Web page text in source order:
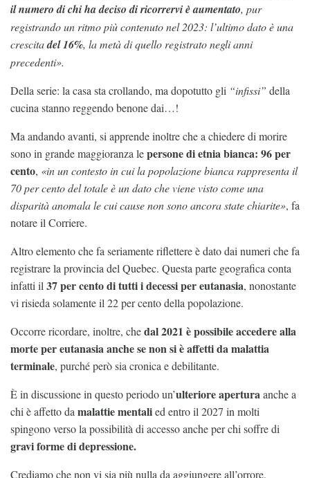
il numero di chi ha deciso di ricorrervi è aumentato, pur
registrando un ritmo più contenuto nel 2023: l’ultimo dato è una
crescitadel 16%, la metà di quello registrato negli anni
precedenti».
Della serie: la casa sta crollando, ma dopotutto gli “infissi” della
cucina stanno reggendo benone dai…!
Ma andando avanti, si apprende inoltre che a chiedere di morire
sono in grande maggioranza lepersone di etnia bianca: 96 per
cento, «in un contesto in cui la popolazione bianca rappresenta il
70 per cento del totale è un dato che viene visto come una
disparità anomala le cui cause non sono ancora state chiarite», fa
notare il Corriere.
Altro elemento che fa seriamente riflettere è dato dai numeri che fa
registrare la provincia del Quebec. Questa parte geografica conta
infatti il 37 per cento di tutti i decessi per eutanasia, nonostante
vi risieda solamente il 22 per cento della popolazione.
Occorre ricordare, inoltre, chedal 2021 è possibile accedere alla
morte per eutanasia anche se non si è affetti da malattia
terminale, purché però sia cronica e debilitante.
È in discussione in questo periodo un’ulteriore aperturaanche a
chi è affetto da malattie mentalied entro il 2027 in molti
spingono verso la possibilità di accesso anche per chi soffre di
gravi forme di depressione.
Crediamo che non vi sia più nulla da aggiungere all’orrore,